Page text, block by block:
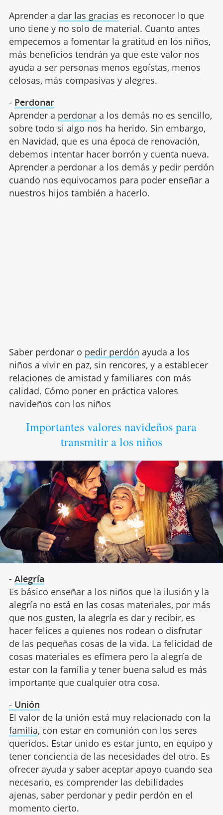
Aprender a dar las gracias es reconocer lo que
uno tiene y no solo de material. Cuanto antes
empecemos a fomentar la gratitud en los niños,
más beneficios tendrán ya que este valor nos
ayuda a ser personas menos egoístas, menos
celosas, más compasivas y alegres.
- Perdonar
Aprender a perdonara los demás no es sencillo,
sobre todo si algo nos ha herido. Sin embargo,
en Navidad, que es una época de renovación,
debemos intentar hacer borrón y cuenta nueva.
Aprender a perdonar a los demás y pedir perdón
cuando nos equivocamos para poder enseñar a
nuestros hijos también a hacerlo.
Saber perdonar o pedir perdón ayuda a los
niños a vivir en paz, sin rencores, y a establecer
relaciones de amistad y familiares con más
calidad. Cómo poner en práctica valores
navideños con los niños
Importantes valores navideños para
transmitir a los niños
- Alegría
Es básico enseñar a los niños que la ilusión y la
alegría no está en las cosas materiales, por más
que nos gusten, la alegría es dar y recibir, es
hacer felices a quienes nos rodean o disfrutar
de las pequeñas cosas de la vida. La felicidad de
cosas materiales es efímera pero la alegría de
estar con la familia y tener buena salud es más
importante que cualquier otra cosa.
- Unión
El valor de la unión está muy relacionado con la
familia, con estar en comunión con los seres
queridos. Estar unido es estar junto, en equipo y
tener conciencia de las necesidades del otro. Es
ofrecer ayuda y saber aceptar apoyo cuando sea
necesario, es comprender las debilidades
ajenas, saber perdonar y pedir perdón en el
momento cierto.